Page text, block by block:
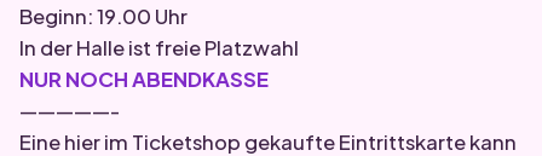
Beginn: 19.00 Uhr
In der Halle ist freie Platzwahl
NUR NOCH ABENDKASSE
—————-
Eine hier im Ticketshop gekaufte Eintrittskarte kann